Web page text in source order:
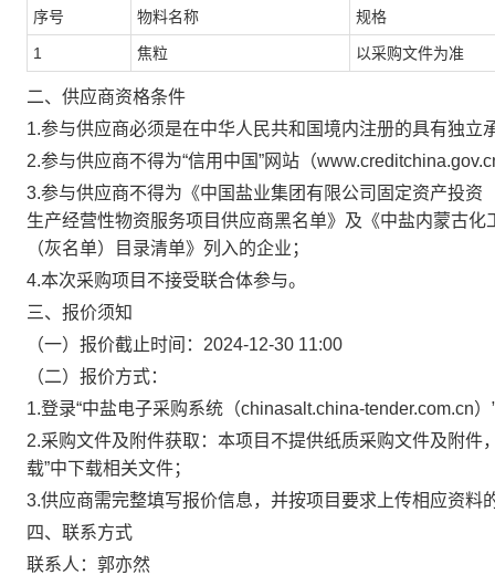
序号 物料名称 规格
1 焦粒 以采购文件为准
二、供应商资格条件
1.参与供应商必须是在中华人民共和国境内注册的具有独立
2.参与供应商不得为“信用中国”网站（
3.参与供应商不得为《中国盐业集团有限公司固定资产投
生产经营性物资服务项目供应商黑名单》及《中盐内蒙古
（灰名单）目录清单》列入的企业；
4.本次采购项目不接受联合体参与。
三、 报价须知
（一）报价截止时间：2024-12-30 11:00
（二）报价方式：
1.登录“中盐电子采购系统（chinasalt.china-tender.com.cn
2.采购文件及附件获取： 本项目不提供纸质采购文件及附件
载”中下载相关文件；
3.供应商需完整填写报价信息，并按项目要求上传相应资料
四、联系方式
联系人：郭亦然